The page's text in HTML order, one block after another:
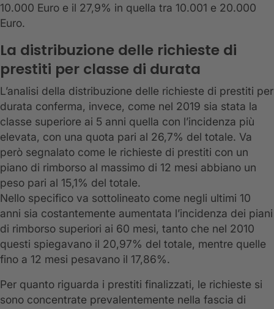
10.000 Euro e il 27,9% in quella tra 10.001 e 20.000
Euro.
La distribuzione delle richieste di
prestiti per classe di durata
L’analisi della distribuzione delle richieste di prestiti per
durata conferma, invece, come nel 2019 sia stata la
classe superiore ai 5 anni quella con l’incidenza più
elevata, con una quota pari al 26,7% del totale. Va
però segnalato come le richieste di prestiti con un
piano di rimborso al massimo di 12 mesi abbiano un
peso pari al 15,1% del totale.
Nello specifico va sottolineato come negli ultimi 10
anni sia costantemente aumentata l’incidenza dei piani
di rimborso superiori ai 60 mesi, tanto che nel 2010
questi spiegavano il 20,97% del totale, mentre quelle
fino a 12 mesi pesavano il 17,86%.
Per quanto riguarda i prestiti finalizzati, le richieste si
sono concentrate prevalentemente nella fascia di